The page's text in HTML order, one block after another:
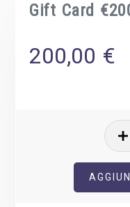
Gift Card
200,00 €